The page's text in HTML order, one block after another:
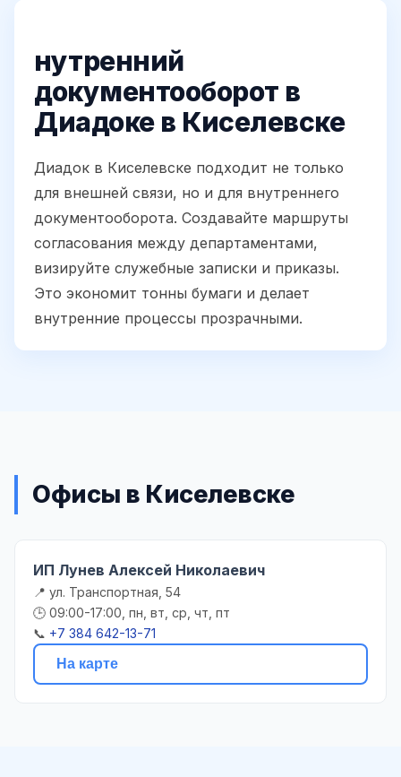
нутренний
документооборот в
Диадоке в Киселевске
Диадок в Киселевске подходит не только
для внешней связи, но и для внутреннего
документооборота. Создавайте маршруты
согласования между департаментами,
визируйте служебные записки и приказы.
Это экономит тонны бумаги и делает
внутренние процессы прозрачными.
Офисы в Киселевске
ИП Лунев Алексей Николаевич
📍 ул. Транспортная, 54
🕒 09:00-17:00, пн, вт, ср, чт, пт
📞 +7 384 642-13-71
На карте